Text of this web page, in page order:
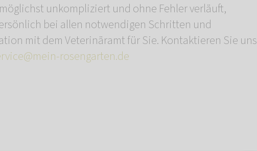
unkompliziert und ohne Fehler verläuft,
bei allen notwendigen Schritten und
mit dem Veterinäramt für Sie. Kontaktieren Sie uns
rosengarten.de